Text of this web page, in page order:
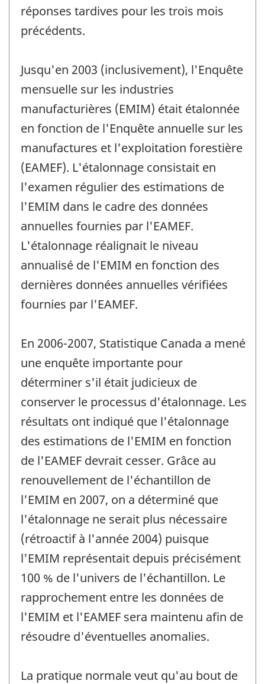
réponses tardives pour les trois mois
précédents.
Jusqu'en 2003 (inclusivement), l'Enquête
mensuelle sur les industries
manufacturières (EMIM) était étalonnée
en fonction de l'Enquête annuelle sur les
manufactures et l'exploitation forestière
(EAMEF). L'étalonnage consistait en
l'examen régulier des estimations de
l'EMIM dans le cadre des données
annuelles fournies par l'EAMEF.
L'étalonnage réalignait le niveau
annualisé de l'EMIM en fonction des
dernières données annuelles vérifiées
fournies par l'EAMEF.
En 2006-2007, Statistique Canada a mené
une enquête importante pour
déterminer s'il était judicieux de
conserver le processus d'étalonnage. Les
résultats ont indiqué que l'étalonnage
des estimations de l'EMIM en fonction
de l'EAMEF devrait cesser. Grâce au
renouvellement de l'échantillon de
l'EMIM en 2007, on a déterminé que
l'étalonnage ne serait plus nécessaire
(rétroactif à l'année 2004) puisque
l'EMIM représentait depuis précisément
100 % de l'univers de l'échantillon. Le
rapprochement entre les données de
l'EMIM et l'EAMEF sera maintenu afin de
résoudre d'éventuelles anomalies.
La pratique normale veut qu'au bout de